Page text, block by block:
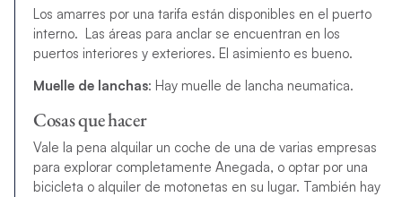
Los amarres por una tarifa están disponibles en el puerto
interno. Las áreas para anclar se encuentran en los
puertos interiores y exteriores. El asimiento es bueno.
Muelle de lanchas: Hay muelle de lancha neumatica.
Cosas que hacer
Vale la pena alquilar un coche de una de varias empresas
para explorar completamente Anegada, o optar por una
bicicleta o alquiler de motonetas en su lugar. También hay